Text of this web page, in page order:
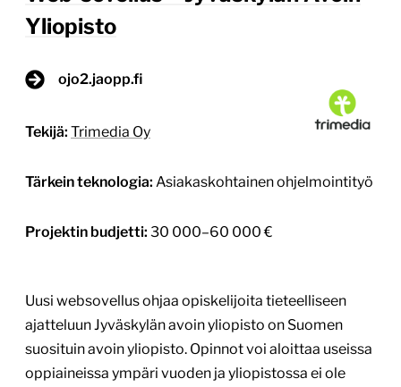
Yliopisto
ojo2.jaopp.fi
Tekijä: Trimedia Oy
Tärkein teknologia: Asiakaskohtainen ohjelmointityö
Projektin budjetti: 30 000–60 000 €
Uusi websovellus ohjaa opiskelijoita tieteelliseen
ajatteluun Jyväskylän avoin yliopisto on Suomen
suosituin avoin yliopisto. Opinnot voi aloittaa useissa
oppiaineissa ympäri vuoden ja yliopistossa ei ole